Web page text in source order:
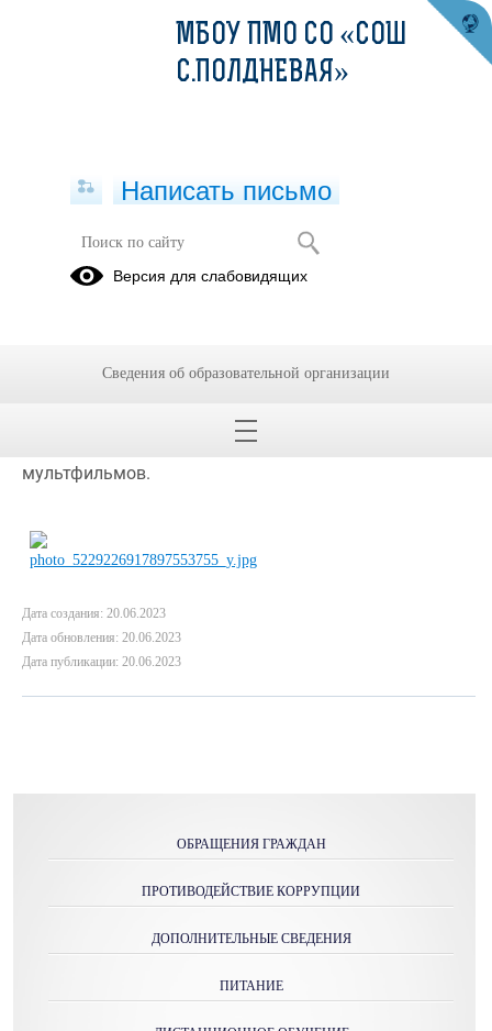
10 День - День Кино
был посвящён поездке в кинотеатр "Азов", поэтому
ребята играли в игры по интересам, а также рисовали
своих любимых героев из кинофильмов и
мультфильмов.
Дата создания: 20.06.2023
Дата обновления: 20.06.2023
Дата публикации: 20.06.2023
ОБРАЩЕНИЯ ГРАЖДАН
ПРОТИВОДЕЙСТВИЕ КОРРУПЦИИ
ДОПОЛНИТЕЛЬНЫЕ СВЕДЕНИЯ
ПИТАНИЕ
МБОУ ПМО СО «СОШ
С.ПОЛДНЕВАЯ»
Написать письмо
Версия для слабовидящих
Сведения об образовательной организации